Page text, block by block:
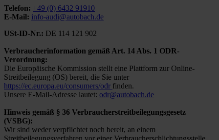
Telefon: +49 (0) 6432 91910
E-Mail: info-audi@autobach.de
USt-ID-Nr.: DE 114 121 902
Verbraucherinformation gemäß Art. 14 Abs. 1 ODR-
Verordnung:
Die Europäische Kommission stellt eine Plattform zur Online-
Streitbeilegung (OS) bereit, die Sie unter
https://ec.europa.eu/consumers/odr finden.
Unsere E-Mail-Adresse lautet: odr@autobach.de
Hinweis gemäß § 36 Verbraucherstreitbeilegungsgesetz
(VSBG):
Wir sind weder verpflichtet noch bereit, an einem